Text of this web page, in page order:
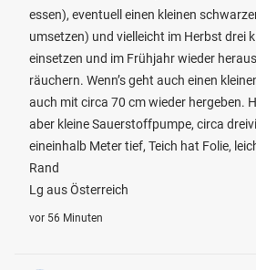
essen), eventuell einen kleinen
umsetzen) und vielleicht im Herbst drei
einsetzen und im Frühjahr wieder
räuchern. Wenn’s geht auch einen
auch mit circa 70 cm wieder hergeben.
aber kleine Sauerstoffpumpe, circa
eineinhalb Meter tief, Teich hat Folie,
Rand
Lg aus Österreich
vor 56 Minuten